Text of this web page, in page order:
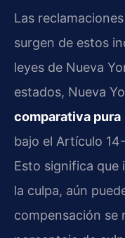
Las
surgen de estos
leyes de Nueva
estados, Nueva
comparativa pura
bajo el Artículo
Esto significa que
la culpa, aún
compensación se